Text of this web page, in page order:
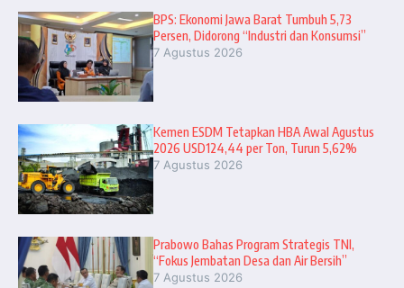
BPS: Ekonomi Jawa Barat Tumbuh 5,73
Persen, Didorong “Industri dan Konsumsi”
7 Agustus 2026
Kemen ESDM Tetapkan HBA Awal Agustus
2026 USD124,44 per Ton, Turun 5,62%
7 Agustus 2026
Prabowo Bahas Program Strategis TNI,
“Fokus Jembatan Desa dan Air Bersih”
7 Agustus 2026